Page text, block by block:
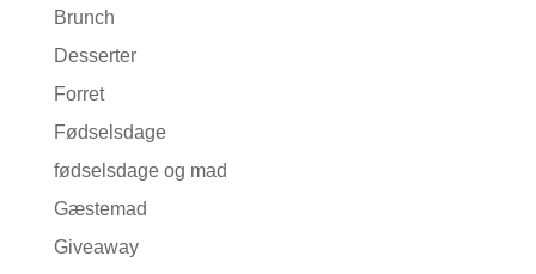
Brunch
Desserter
Forret
Fødselsdage
fødselsdage og mad
Gæstemad
Giveaway